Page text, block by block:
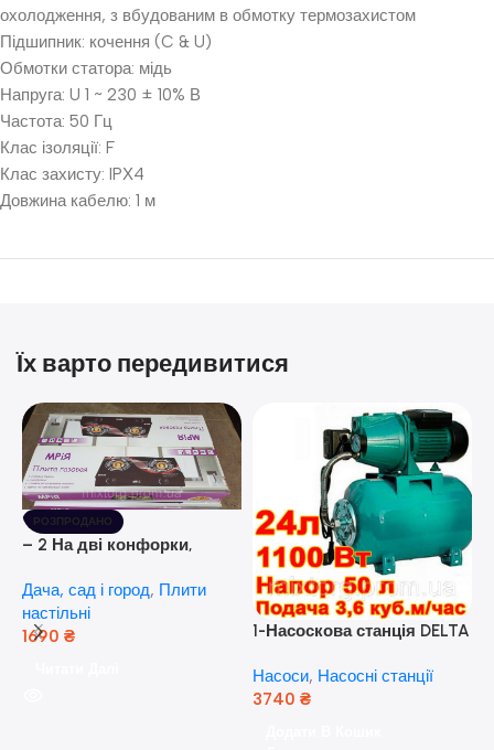
охолодження, з вбудованим в обмотку термозахистом
Підшипник: кочення (C & U)
Обмотки статора: мідь
Напруга: U 1 ~ 230 ± 10% В
Частота: 50 Гц
Клас ізоляції: F
Клас захисту: IPХ4
Довжина кабелю: 1 м
Їх варто передивитися
РОЗПРОДАНО
– 2 На дві конфорки,
розпалюванням.
Дача, сад і город, Плити
настільні
1690 ₴
1-Насоскова станція DELTA
кВт) ( Польща)
Насоси, Насосні станції
3740 ₴